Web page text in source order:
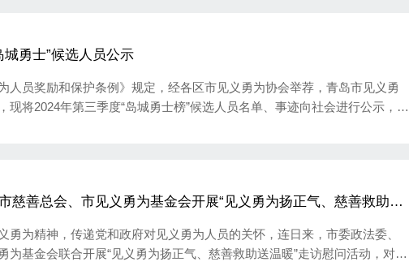
城勇士”候选人员公示
人员奖励和保护条例》规定，经各区市见义勇为协会举荐，青岛市见义勇
现将2024年第三季度“岛城勇士榜”候选人员名单、事迹向社会进行公示，接
慈善总会、市见义勇为基金会开展“见义勇为扬正气、慈善救助送
勇为精神，传递党和政府对见义勇为人员的关怀，连日来，市委政法委、
为基金会联合开展“见义勇为扬正气、慈善救助送温暖”走访慰问活动，对翟